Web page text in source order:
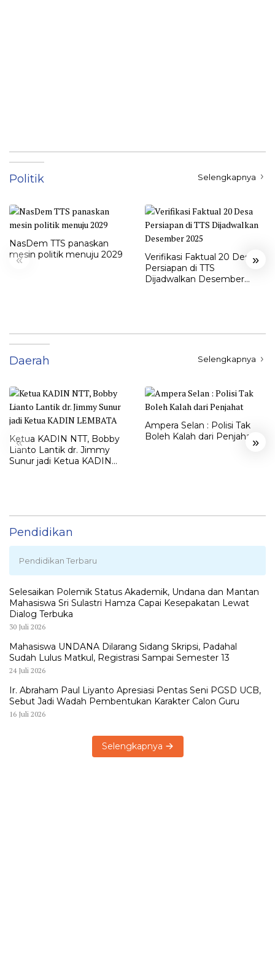
Politik Selengkapnya
« »
NasDem TTS panaskan
mesin politik menuju 2029
Verifikasi Faktual 20 Desa
Persiapan di TTS
Dijadwalkan Desember
Daerah Selengkapnya
« »
Ketua KADIN NTT, Bobby
Lianto Lantik dr. Jimmy
Sunur jadi Ketua KADIN
Ampera Selan : Polisi Tak
Boleh Kalah dari Penjahat
Pendidikan
Pendidikan Terbaru
Selesaikan Polemik Status Akademik, Undana dan Mantan
Mahasiswa Sri Sulastri Hamza Capai Kesepakatan Lewat
Dialog Terbuka
30 Juli 2026
Mahasiswa UNDANA Dilarang Sidang Skripsi, Padahal
Sudah Lulus Matkul, Registrasi Sampai Semester 13
24 Juli 2026
Ir. Abraham Paul Liyanto Apresiasi Pentas Seni PGSD UCB,
Sebut Jadi Wadah Pembentukan Karakter Calon Guru
16 Juli 2026
Selengkapnya